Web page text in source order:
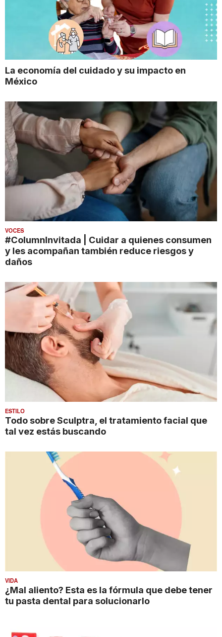
La economía del cuidado y su impacto en
México
VOCES
#ColumnInvitada | Cuidar a quienes consumen
y les acompañan también reduce riesgos y
daños
ESTILO
Todo sobre Sculptra, el tratamiento facial que
tal vez estás buscando
VIDA
¿Mal aliento? Esta es la fórmula que debe tener
tu pasta dental para solucionarlo